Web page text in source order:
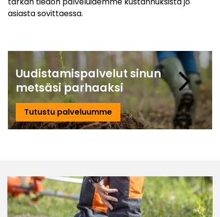
asiasta sovittaessa.
Uudistamispalvelut sinun
metsäsi parhaaksi
Tutustu palveluumme
keyboard_arrow_right